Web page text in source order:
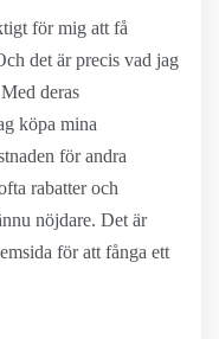
för mig att få
det är precis vad jag
deras
köpa mina
för andra
rabatter och
nöjdare. Det är
för att fånga ett